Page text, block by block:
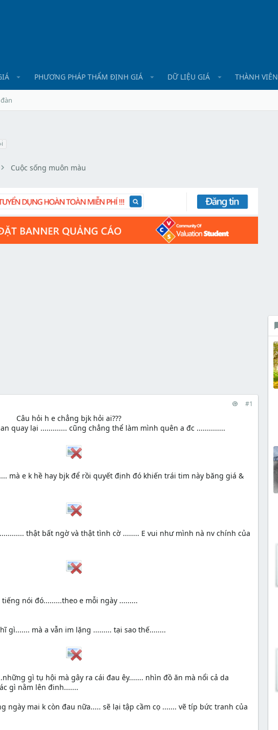
PHƯƠNG PHÁP THẨM ĐỊNH GIÁ DỮ LIỆU GIÁ THÀNH VIÊN
Cuộc sống muôn màu
#1
Câu hỏi h e chẳng bjk hỏi ai???​
quay lại ............. cũng chẳng thể làm mình quên a đc ..............
mà e k hề hay bjk để rồi quyết định đó khiến trái tim này băng giá &
thật bất ngờ và thật tình cờ ........ E vui như mình nà nv chính của
nói đó.........theo e mỗi ngày .........
gì....... mà a vẫn im lặng ......... tại sao thế........
gì tụ hội mà gây ra cái đau êy....... nhìn đồ ăn mà nổi cả da
gì nằm lên đinh.......
ngày mai k còn đau nữa..... sẽ lại tập cầm cọ ....... vẽ típ bức tranh của